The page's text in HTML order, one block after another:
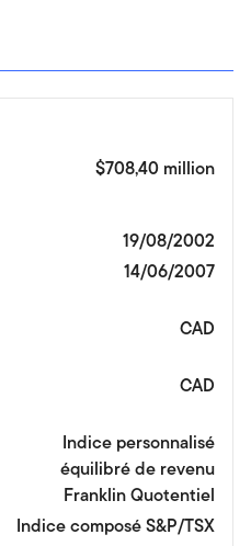
$708,40 million
19/08/2002
14/06/2007
CAD
CAD
Indice personnalisé
équilibré de revenu
Franklin Quotentiel
Indice composé S&P/TSX